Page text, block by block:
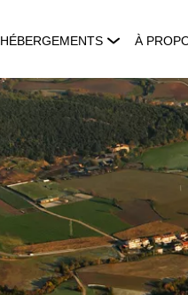
HÉBERGEMENTS À